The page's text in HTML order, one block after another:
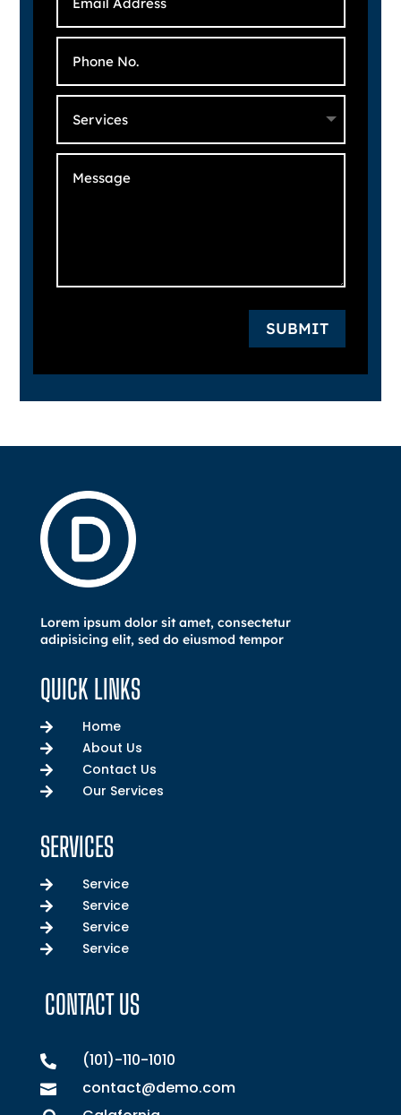
SUBMIT
Lorem ipsum dolor sit amet, consectetur
adipisicing elit, sed do eiusmod tempor
QUICK LINKS
 Home
 About Us
 Contact Us
 Our Services
SERVICES
 Service
 Service
 Service
 Service
CONTACT US
 (101)-110-1010
 contact@demo.com